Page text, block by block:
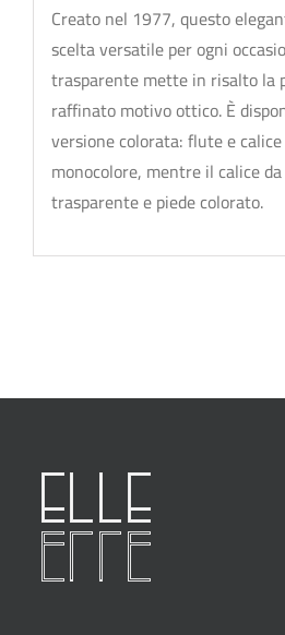
Creato nel 1977, questo
scelta versatile per ogni
trasparente mette in risalto la
raffinato motivo ottico. È
versione colorata: flute e
monocolore, mentre il calice
trasparente e piede colorato.